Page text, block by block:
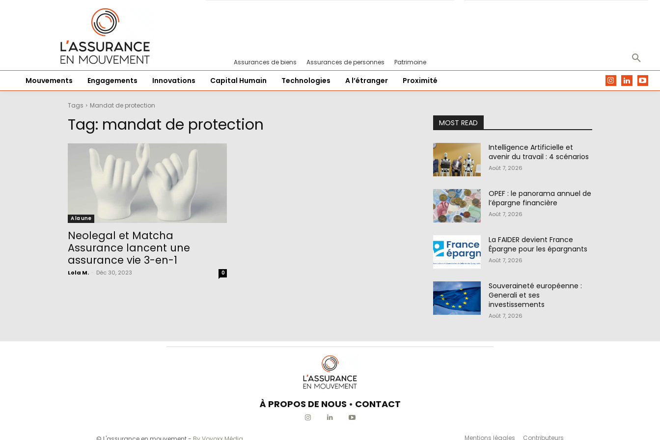
Assurances de biens Assurances de personnes Patrimoine
Mouvements Engagements Innovations Capital Humain Technologies A l’étranger Proximité
Tags Mandat de protection
Tag: mandat de protection
A la une
Neolegal et Matcha
Assurance lancent une
assurance vie 3-en-1
Lola M. Déc 30, 2023 0
MOST READ
Intelligence Artificielle et
avenir du travail : 4 scénarios
Août 7, 2026
OPEF : le panorama annuel de
l’épargne financière
Août 7, 2026
La FAIDER devient France
Épargne pour les épargnants
Août 7, 2026
Souveraineté européenne :
Generali et ses
investissements
Août 7, 2026
À PROPOS DE NOUS • CONTACT
Mentions légales Contributeurs